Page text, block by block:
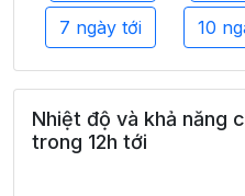
7 ngày tới 10
Nhiệt độ và khả năng
trong 12h tới